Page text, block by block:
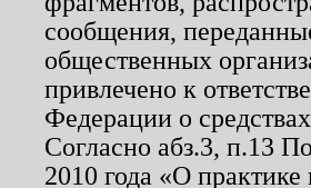
сообщения,
общественных
привлечено к
Федерации о
Согласно абз.3, п.13
2010 года «О